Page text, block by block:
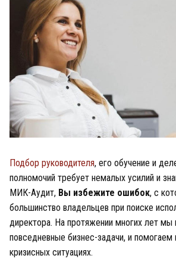
Подбор руководителя, его обучение и
полномочий требует немалых усилий и
МИК-Аудит, Вы избежите ошибок, с
большинство владельцев при поиске
директора. На протяжении многих лет мы
повседневные бизнес-задачи, и помогаем
кризисных ситуациях.